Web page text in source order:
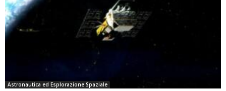
Astronautica ed Esplorazione Spaziale